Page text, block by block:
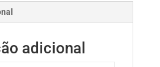
adicional